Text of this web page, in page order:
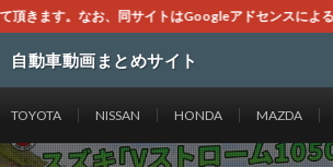
はGoogleアドセンスによる広告を掲載しております。
自動車動画まとめサイト
TOYOTA NISSAN HONDA MAZDA